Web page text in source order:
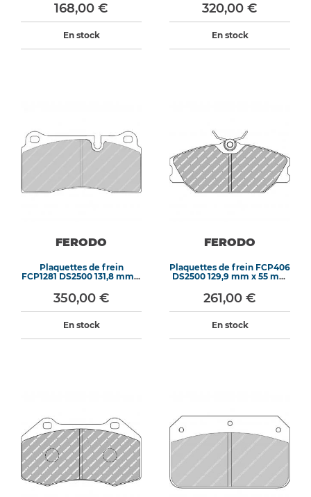
168,00 €
En stock
320,00 €
En stock
FERODO
Plaquettes de frein
FCP1281 DS2500 131,8 mm x
350,00 €
En stock
FERODO
Plaquettes de frein FCP406
DS2500 129,9 mm x 55 mm
261,00 €
En stock